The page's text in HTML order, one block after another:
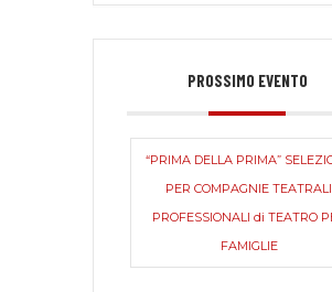
PROSSIMO EVENTO
“PRIMA DELLA PRIMA”
PER COMPAGNIE TEATRALI
PROFESSIONALI di TEATRO
FAMIGLIE